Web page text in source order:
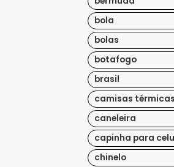
bola
bolas
botafogo
brasil
camisas térmicas
caneleira
capinha para
chinelo